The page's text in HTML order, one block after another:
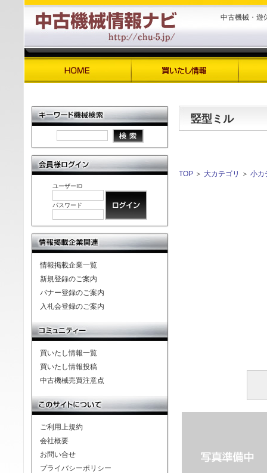
中古機械・遊
竪型ミル
TOP ＞ 大カテゴリ ＞ 小カ
ユーザーID
パスワード
情報掲載企業一覧
新規登録のご案内
バナー登録のご案内
入札会登録のご案内
買いたし情報一覧
買いたし情報投稿
中古機械売買注意点
ご利用上規約
会社概要
お問い合せ
プライバシーポリシー